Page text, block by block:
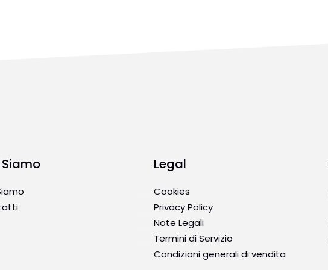
Legal
Cookies
Privacy Policy
Note Legali
Termini di Servizio
Condizioni generali di vendita